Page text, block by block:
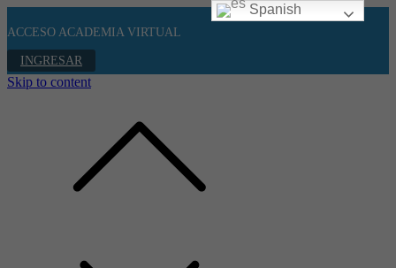
ACCESO ACADEMIA VIRTUAL
INGRESAR
Skip to content
Spanish